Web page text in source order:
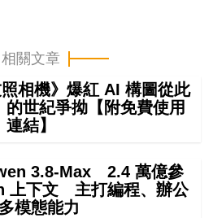
相關文章
相機》爆紅 AI 構圖從此
世紀爭拗【附免費使用
連結】
3.8-Max 2.4 萬億參
上下文 主打編程、辦公
模態能力